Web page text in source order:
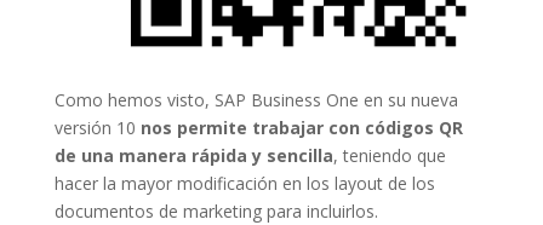
Como hemos visto, SAP Business One en su nueva
versión 10 nos permite trabajar con códigos QR
de una manera rápida y sencilla, teniendo que
hacer la mayor modificación en los layout de los
documentos de marketing para incluirlos.